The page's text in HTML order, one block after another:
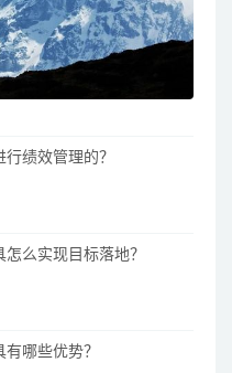
绩效管理的？
么实现目标落地？
哪些优势？